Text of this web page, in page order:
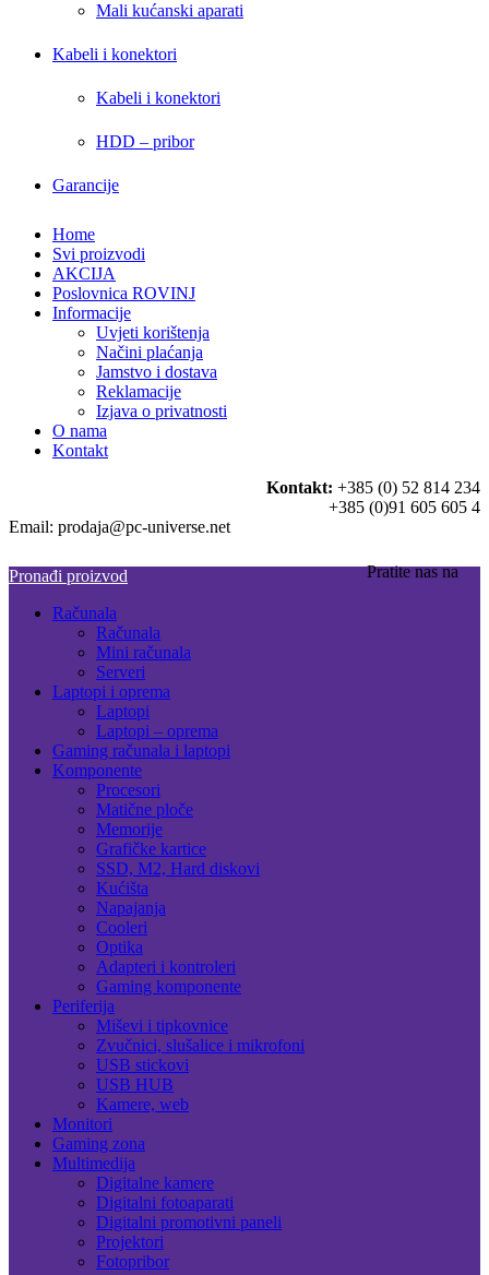
Mali kućanski aparati
Kabeli i konektori
Kabeli i konektori
HDD – pribor
Garancije
Home
Svi proizvodi
AKCIJA
Poslovnica ROVINJ
Informacije
Uvjeti korištenja
Načini plaćanja
Jamstvo i dostava
Reklamacije
Izjava o privatnosti
O nama
Kontakt
Kontakt: +385 (0) 52 814 234
+385 (0)91 605 605 4
Email: prodaja@pc-universe.net
Pratite nas na
Pronađi proizvod
Računala
Računala
Mini računala
Serveri
Laptopi i oprema
Laptopi
Laptopi – oprema
Gaming računala i laptopi
Komponente
Procesori
Matične ploče
Memorije
Grafičke kartice
SSD, M2, Hard diskovi
Kućišta
Napajanja
Cooleri
Optika
Adapteri i kontroleri
Gaming komponente
Periferija
Miševi i tipkovnice
Zvučnici, slušalice i mikrofoni
USB stickovi
USB HUB
Kamere, web
Monitori
Gaming zona
Multimedija
Digitalne kamere
Digitalni fotoaparati
Digitalni promotivni paneli
Projektori
Fotopribor